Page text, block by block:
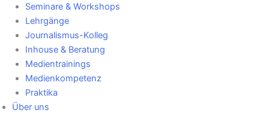
Seminare & Workshops
Lehrgänge
Journalismus-Kolleg
Inhouse & Beratung
Medientrainings
Medienkompetenz
Praktika
Über uns